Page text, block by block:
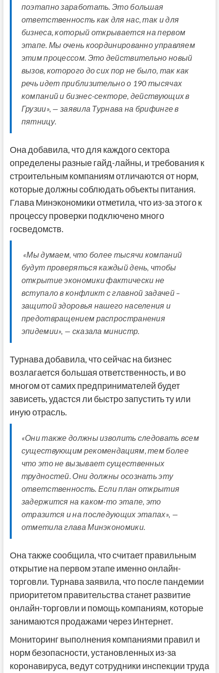
поэтапно заработать. Это большая
ответственность как для нас, так и для
бизнеса, который открывается на первом
этапе. Мы очень координированно управляем
этим процессом. Это действительно новый
вызов, которого до сих пор не было, так как
речь идет приблизительно о 190 тысячах
компаний и бизнес-секторе, действующих в
Грузии», — заявила Турнава на брифинге в
пятницу.
Она добавила, что для каждого сектора
определены разные гайд-лайны, и требования к
строительным компаниям отличаются от норм,
которые должны соблюдать объекты питания.
Глава Минэкономики отметила, что из-за этого к
процессу проверки подключено много
госведомств.
«Мы думаем, что более тысячи компаний
будут проверяться каждый день, чтобы
открытие экономики фактически не
вступало в конфликт с главной задачей –
защитой здоровья нашего населения и
предотвращением распространения
эпидемии», — сказала министр.
Турнава добавила, что сейчас на бизнес
возлагается большая ответственность, и во
многом от самих предпринимателей будет
зависеть, удастся ли быстро запустить ту или
иную отрасль.
«Они также должны изволить следовать всем
существующим рекомендациям, тем более
что это не вызывает существенных
трудностей. Они должны осознать эту
ответственность. Если план открытия
задержится на каком-то этапе, это
отразится и на последующих этапах», —
отметила глава Минэкономики.
Она также сообщила, что считает правильным
открытие на первом этапе именно онлайн-
торговли. Турнава заявила, что после пандемии
приоритетом правительства станет развитие
онлайн-торговли и помощь компаниям, которые
занимаются продажами через Интернет.
Мониторинг выполнения компаниями правил и
норм безопасности, установленных из-за
коронавируса, ведут сотрудники инспекции труда